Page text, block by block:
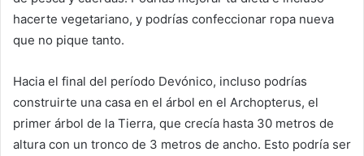
hacerte vegetariano, y podrías confeccionar ropa nueva
que no pique tanto.
Hacia el final del período Devónico, incluso podrías
construirte una casa en el árbol en el Archopterus, el
primer árbol de la Tierra, que crecía hasta 30 metros de
altura con un tronco de 3 metros de ancho. Esto podría ser